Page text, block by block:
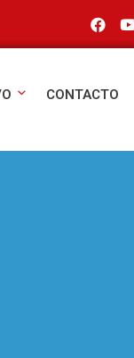
CONTACTO